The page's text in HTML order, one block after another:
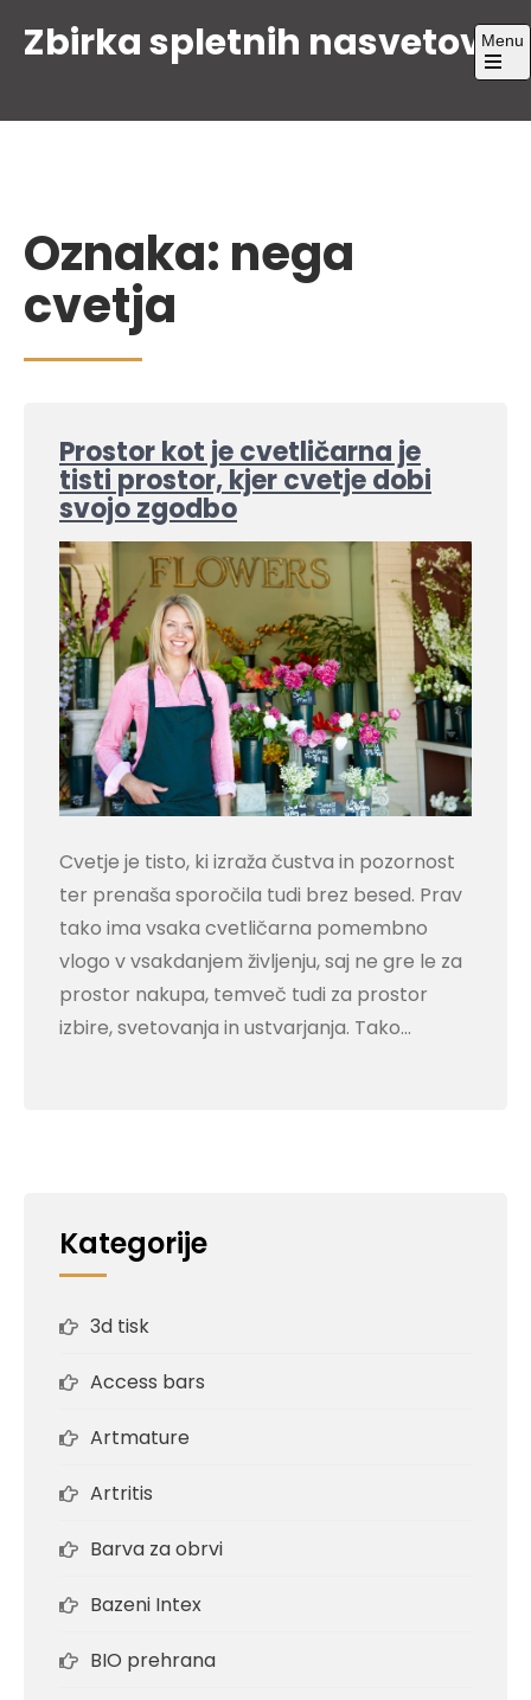
Zbirka spletnih nasvetovMenu
Open
main
Oznaka: nega
cvetja
Prostor kot je cvetličarna je
tisti prostor, kjer cvetje dobi
svojo zgodbo
Cvetje je tisto, ki izraža čustva in pozornost
ter prenaša sporočila tudi brez besed. Prav
tako ima vsaka cvetličarna pomembno
vlogo v vsakdanjem življenju, saj ne gre le za
prostor nakupa, temveč tudi za prostor
izbire, svetovanja in ustvarjanja. Tako…
Kategorije
3d tisk
Access bars
Artmature
Artritis
Barva za obrvi
Bazeni Intex
BIO prehrana